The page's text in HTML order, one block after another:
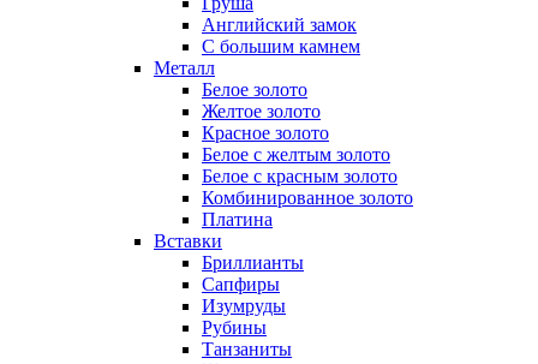
Английский замок
С большим камнем
Металл
Белое золото
Желтое золото
Красное золото
Белое с желтым золото
Белое с красным золото
Комбинированное золото
Платина
Вставки
Бриллианты
Сапфиры
Изумруды
Рубины
Танзаниты